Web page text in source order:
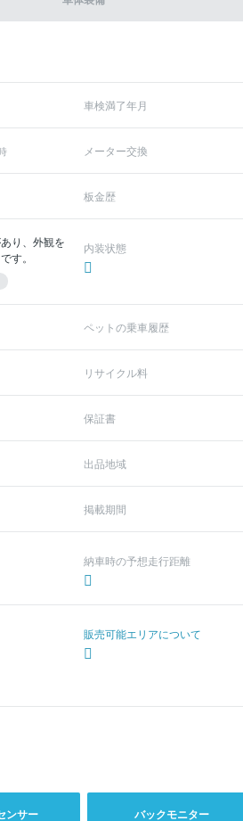
車検満了年月
メーター交換
板金歴
り、外観を
す。
内装状態
ペットの乗車履歴
リサイクル料
保証書
出品地域
掲載期間
納車時の予想走行距離
販売可能エリアについて
ンサー バックモニター